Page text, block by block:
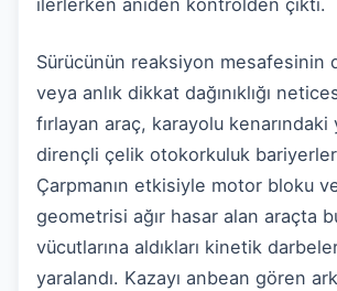
ilerlerken aniden kontrolden çıktı.
Sürücünün reaksiyon mesafesinin
veya anlık dikkat dağınıklığı
fırlayan araç, karayolu kenarındaki
dirençli çelik otokorkuluk
Çarpmanın etkisiyle motor bloku
geometrisi ağır hasar alan araçta
vücutlarına aldıkları kinetik
yaralandı. Kazayı anbean gören